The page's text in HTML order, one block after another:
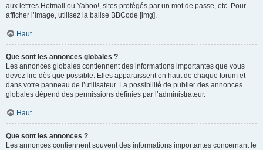
aux lettres Hotmail ou Yahoo!, sites protégés par un mot de passe, etc. Pour
afficher l’image, utilisez la balise BBCode [img].
Haut
Que sont les annonces globales ?
Les annonces globales contiennent des informations importantes que vous
devez lire dès que possible. Elles apparaissent en haut de chaque forum et
dans votre panneau de l’utilisateur. La possibilité de publier des annonces
globales dépend des permissions définies par l’administrateur.
Haut
Que sont les annonces ?
Les annonces contiennent souvent des informations importantes concernant le